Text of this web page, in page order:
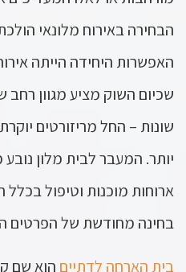
הבחירה באירוח מלונאי
האפשרות היחידה הייתה
שכיום השוק מציע מגוון
שונות – החל מריזורטים
יותר. המעבר לבית מלון
ארוחות מוכנות וטיפול
בחינה מחודשת של הפרטים
בית הארחה לדתיים הוא שם